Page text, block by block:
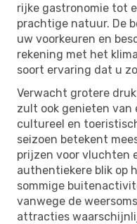
rijke gastronomie tot
prachtige natuur. De
uw voorkeuren en
rekening met het
soort ervaring dat u
Verwacht grotere
zult ook genieten van
cultureel en
seizoen betekent
prijzen voor vluchten
authentiekere blik op
sommige
vanwege de
attracties